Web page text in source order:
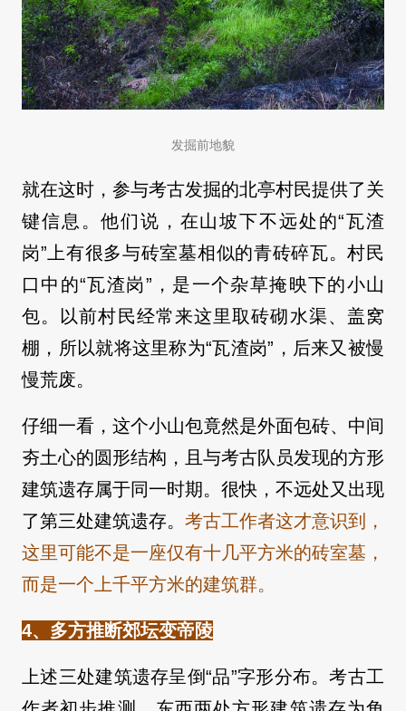
发掘前地貌
就在这时，参与考古发掘的北亭村民提供了关
键信息。他们说，在山坡下不远处的“瓦渣
岗”上有很多与砖室墓相似的青砖碎瓦。村民
口中的“瓦渣岗”，是一个杂草掩映下的小山
包。以前村民经常来这里取砖砌水渠、盖窝
棚，所以就将这里称为“瓦渣岗”，后来又被慢
慢荒废。
仔细一看，这个小山包竟然是外面包砖、中间
夯土心的圆形结构，且与考古队员发现的方形
建筑遗存属于同一时期。很快，不远处又出现
了第三处建筑遗存。 考古工作者这才意识到，
这里可能不是一座仅有十几平方米的砖室墓，
而是一个上千平方米的建筑群。
4、多方推断郊坛变帝陵
上述三处建筑遗存呈倒“品”字形分布。考古工